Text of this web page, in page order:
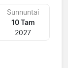
Sunnuntai
10 Tam
2027